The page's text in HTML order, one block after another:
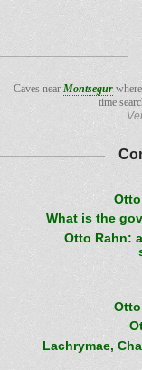
Caves near Montsegur
time
What is the
Otto Rahn:
Lachrymae,